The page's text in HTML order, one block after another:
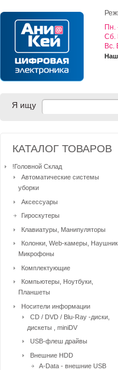
Пн.
Cб.
Вс.
Наш
Я ищу
КАТАЛОГ ТОВАРОВ
!Головной Склад
Автоматические системы
уборки
Аксессуары
Гироскутеры
Клавиатуры, Манипуляторы
Колонки, Web-камеры,
Микрофоны
Комплектующие
Компьютеры, Ноутбуки,
Планшеты
Носители информации
CD / DVD / Blu-Ray -диски,
дискеты , miniDV
USB-флеш драйвы
Внешние HDD
A-Data - внешние USB